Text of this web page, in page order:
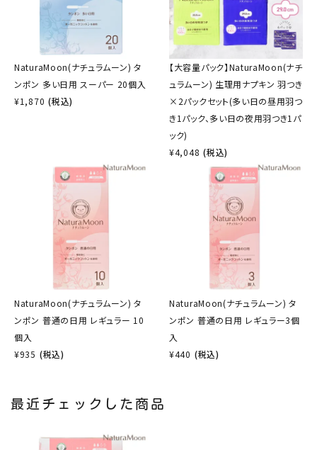
NaturaMoon(ナチュラムーン) タ
ンポン 多い日用 スーパー 20個入
¥1,870 (税込)
【大容量パック】NaturaMoon(ナチ
ュラムーン) 生理用ナプキン 羽つき
×2パックセット(多い日の昼用羽つ
き1パック、多い日の夜用羽つき1パ
ック)
¥4,048 (税込)
NaturaMoon(ナチュラムーン) タ
ンポン 普通の日用 レギュラー 10
個入
¥935 (税込)
NaturaMoon(ナチュラムーン) タ
ンポン 普通の日用 レギュラー3個
入
¥440 (税込)
最近チェックした商品